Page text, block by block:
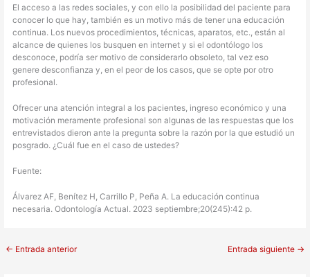
El acceso a las redes sociales, y con ello la posibilidad del paciente para
conocer lo que hay, también es un motivo más de tener una educación
continua. Los nuevos procedimientos, técnicas, aparatos, etc., están al
alcance de quienes los busquen en internet y si el odontólogo los
desconoce, podría ser motivo de considerarlo obsoleto, tal vez eso
genere desconfianza y, en el peor de los casos, que se opte por otro
profesional.
Ofrecer una atención integral a los pacientes, ingreso económico y una
motivación meramente profesional son algunas de las respuestas que los
entrevistados dieron ante la pregunta sobre la razón por la que estudió un
posgrado. ¿Cuál fue en el caso de ustedes?
Fuente:
Álvarez AF, Benítez H, Carrillo P, Peña A. La educación continua
necesaria. Odontología Actual. 2023 septiembre;20(245):42 p.
← Entrada anterior Entrada siguiente →